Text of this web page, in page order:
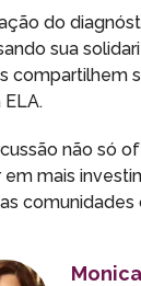
do
sua
compartilhem
ELA.
não só
em mais
comunidades